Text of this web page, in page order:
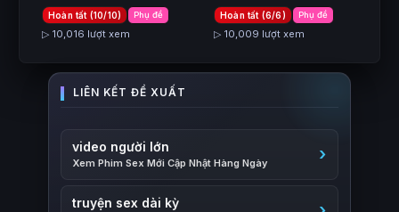
Hoàn tất (10/10) Phụ đề
▷ 10,016 lượt xem
Hoàn tất (6/6) Phụ đề
▷ 10,009 lượt xem
video người lớn
Xem Phim Sex Mới Cập Nhật Hàng Ngày
truyện sex dài kỳ